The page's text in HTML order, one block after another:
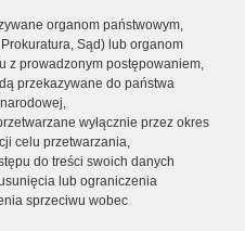
organom państwowym,
Sąd) lub organom
z prowadzonym postępowaniem,
przekazywane do państwa
wyłącznie przez okres
celu przetwarzania,
do treści swoich danych
lub ograniczenia
sprzeciwu wobec